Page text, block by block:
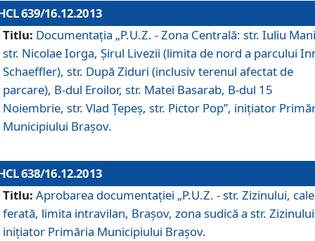
639/16.12.2013
Titlu: Documentaţia „P.U.Z. - Zona Centrală: str. Iuliu
str. Nicolae Iorga, Şirul Livezii (limita de nord a parcului
Schaeffler), str. După Ziduri (inclusiv terenul afectat de
parcare), B-dul Eroilor, str. Matei Basarab, B-dul 15
Noiembrie, str. Vlad Ţepeş, str. Pictor Pop”, iniţiator
Municipiului Braşov.
638/16.12.2013
Titlu: Aprobarea documentaţiei „P.U.Z. - str. Zizinului,
ferată, limita intravilan, Braşov, zona sudică a str.
iniţiator Primăria Municipiului Braşov.